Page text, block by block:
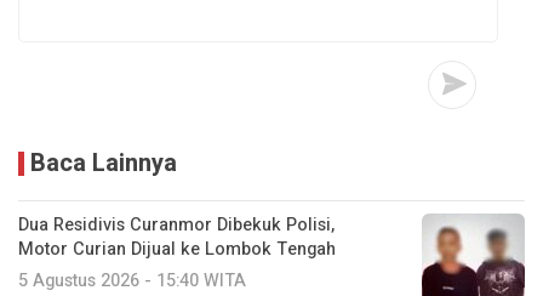
Baca Lainnya
Dua Residivis Curanmor Dibekuk Polisi,
Motor Curian Dijual ke Lombok Tengah
5 Agustus 2026 - 15:40 WITA